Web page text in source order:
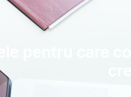
pentru care